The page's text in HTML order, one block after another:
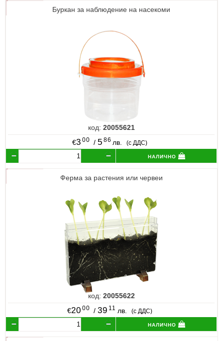
Буркан за наблюдение на насекоми
код: 20055621
€3 00 / 5 86 лв. (с ДДС)
налично
Ферма за растения или червеи
код: 20055622
€20 00 /39 11 лв. (с ДДС)
налично